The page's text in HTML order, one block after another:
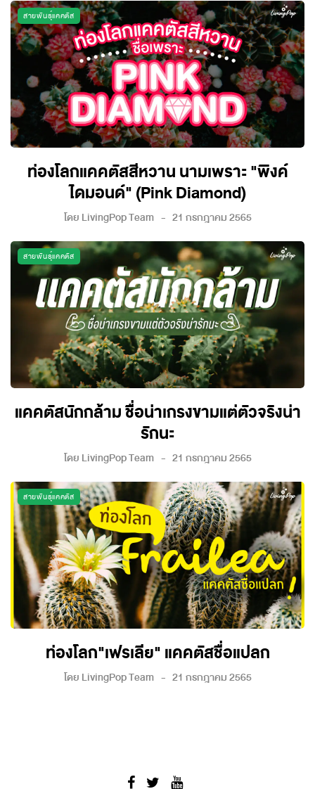
สายพันธุ์แคคตัส
ท่องโลกแคคตัสสีหวาน นามเพราะ "พิงค์
ไดมอนด์" (Pink Diamond)
โดย LivingPop Team 21 กรกฎาคม 2565
สายพันธุ์แคคตัส
แคคตัสนักกล้าม ชื่อน่าเกรงขามแต่ตัวจริงน่า
รักนะ
โดย LivingPop Team 21 กรกฎาคม 2565
สายพันธุ์แคคตัส
ท่องโลก"เฟรเลีย" แคคตัสชื่อแปลก
โดย LivingPop Team 21 กรกฎาคม 2565